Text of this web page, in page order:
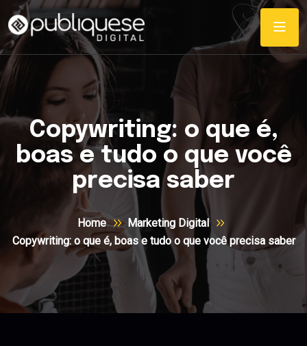
Copywriting: o que é,
boas e tudo o que você
precisa saber
Home
Marketing Digital
Copywriting: o que é, boas e tudo o que você precisa saber